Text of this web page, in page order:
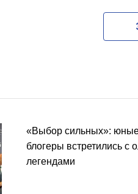
«Выбор сильных»:
блогеры встретились с
легендами